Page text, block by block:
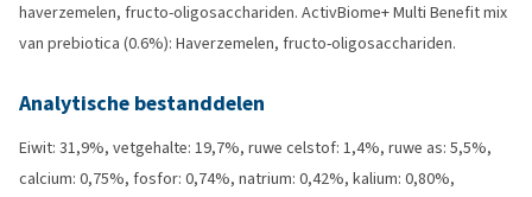
haverzemelen, fructo-oligosacchariden. ActivBiome+ Multi Benefit mix
van prebiotica (0.6%): Haverzemelen, fructo-oligosacchariden.
Analytische bestanddelen
Eiwit: 31,9%, vetgehalte: 19,7%, ruwe celstof: 1,4%, ruwe as: 5,5%,
calcium: 0,75%, fosfor: 0,74%, natrium: 0,42%, kalium: 0,80%,